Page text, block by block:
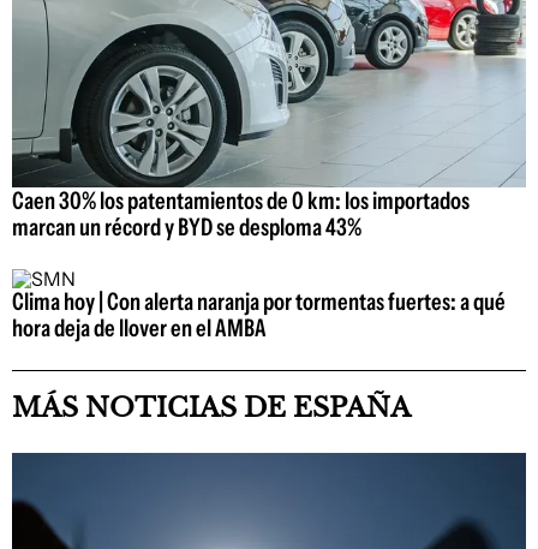
Caen 30% los patentamientos de 0 km: los importados
marcan un récord y BYD se desploma 43%
Clima hoy | Con alerta naranja por tormentas fuertes: a qué
hora deja de llover en el AMBA
MÁS NOTICIAS DE ESPAÑA